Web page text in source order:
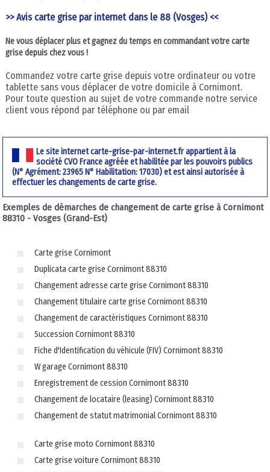
>> Avis carte grise par internet dans le 88 (Vosges) <<
Ne vous déplacer plus et gagnez du temps en commandant votre carte
grise depuis chez vous !
Commandez votre carte grise depuis votre ordinateur ou votre
tablette sans vous déplacer de votre domicile à Cornimont.
Pour toute question au sujet de votre commande notre service
client vous répond par téléphone ou par email
Le site internet carte-grise-par-internet.fr appartient à la
société CVO France agréée et habilitée par les pouvoirs publics
(N° Agrément: 23965 N° Habilitation: 17030) et est ainsi autorisée à
effectuer les changements de carte grise.
Exemples de démarches de changement de carte grise à Cornimont
88310 - Vosges (Grand-Est)
Carte grise Cornimont
Duplicata carte grise Cornimont 88310
Changement adresse carte grise Cornimont 88310
Changement titulaire carte grise Cornimont 88310
Changement de caractéristiques Cornimont 88310
Succession Cornimont 88310
Fiche d'Identification du véhicule (FIV) Cornimont 88310
W garage Cornimont 88310
Enregistrement de cession Cornimont 88310
Changement de locataire (leasing) Cornimont 88310
Changement de statut matrimonial Cornimont 88310
Carte grise moto Cornimont 88310
Carte grise voiture Cornimont 88310